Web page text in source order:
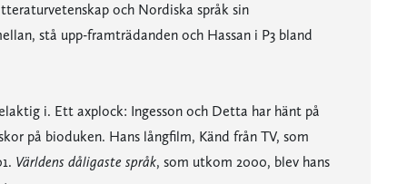
och Nordiska språk sin
stå upp-framträdanden och Hassan i P3 bland
i. Ett axplock: Ingesson och Detta har hänt på
på bioduken. Hans långfilm, Känd från TV, som
Världens dåligaste språk, som utkom 2000, blev hans